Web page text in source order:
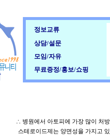
정보교류
상담/설문
모임/자유
무료증정/홍보/쇼핑
∴ 병원에서 아토피에 가장 많이 처
스테로이드제는 양면성을 가지고